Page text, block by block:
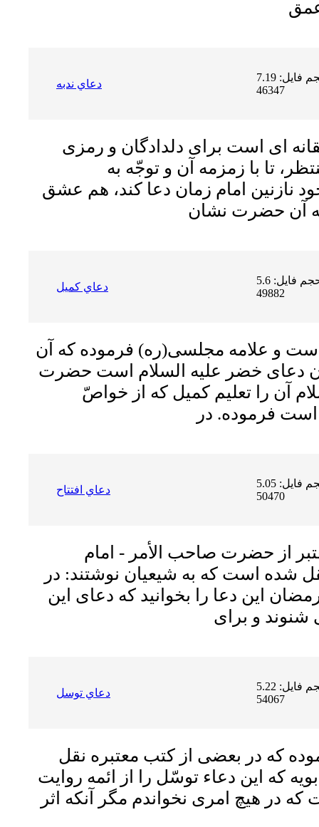
دعاي ندبه
حجم فایل: 7.19 MB | دریافت ها:
46347
اى است براى دلدادگان و رمزى
تا با زمزمه آن و توجّه به
نازنین امام زمان دعا کند، هم عشق
دعاي كميل
حجم فایل: 5.6 MB | دریافت ها:
49882
است و علامه مجلسى(ره) فرموده كه آن
دعاى خضر عليه السلام است حضرت
آن را تعليم كميل كه از خواصّ
دعاي افتتاح
حجم فایل: 5.05 MB | دریافت ها:
50470
از حضرت صاحب الأمر - امام
شده است که به شیعیان نوشتند: در
این دعا را بخوانید که دعاى این
دعاي توسل
حجم فایل: 5.22 MB | دریافت ها:
54067
كه در بعضى از كتب معتبره نقل
كه اين دعاء توسّل را از ائمه روايت
در هيچ امرى نخواندم مگر آنكه اثر